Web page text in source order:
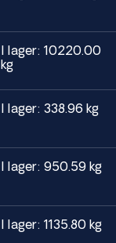
I lager: 10220.00
kg
I lager: 338.96 kg
I lager: 950.59 kg
I lager: 1135.80 kg